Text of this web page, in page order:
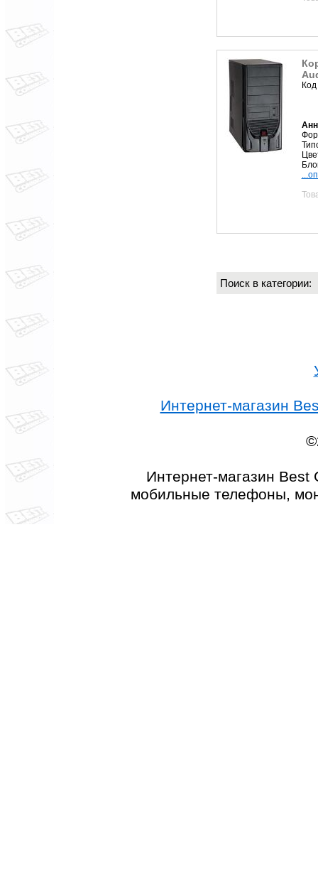
Код
Поиск в
Интернет-магазин
Интернет-магазин Best
мобильные телефоны,